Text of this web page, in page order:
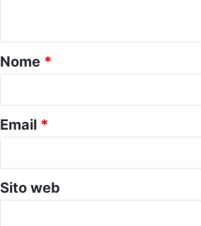
o
*
Nome *
Email *
Sito web